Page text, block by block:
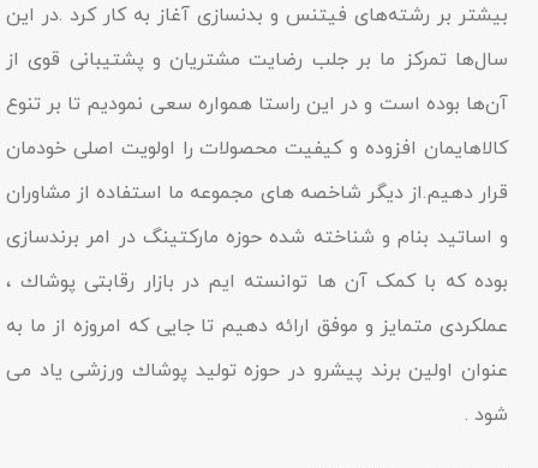
بیشتر بر رشته‌های فیتنس و بدنسازی آغاز به کار کرد .در این
سال‌ها تمرکز ما بر جلب رضایت مشتریان و پشتیبانی قوی از
آن‌ها بوده است و در این راستا همواره سعی نمودیم تا بر تنوع
کالاهایمان افزوده و کیفیت محصولات را اولویت اصلی خودمان
قرار دهیم.از دیگر شاخصه هاى مجموعه ما استفاده از مشاوران
و اساتید بنام و شناخته شده حوزه مارکتینگ در امر برندسازى
بوده که با کمک آن ها توانسته ایم در بازار رقابتى پوشاك ،
عملکردى متمایز و موفق ارائه دهیم تا جایى که امروزه از ما به
عنوان اولین برند پیشرو در حوزه تولید پوشاك ورزشی یاد مى
شود .